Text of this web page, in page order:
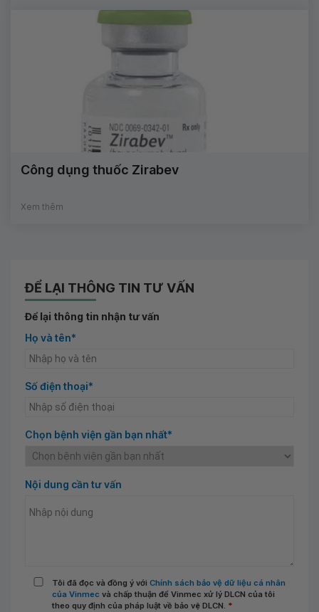
Công dụng thuốc Zirabev
Xem thêm
ĐỂ LẠI THÔNG TIN TƯ VẤN
Để lại thông tin nhận tư vấn
Họ và tên*
Số điện thoại*
Chọn bệnh viện gần bạn nhất*
Nội dung cần tư vấn
Tôi đã đọc và đồng ý với Chính sách bảo vệ dữ liệu cá nhân
của Vinmec và chấp thuận để Vinmec xử lý DLCN của tôi
theo quy định của pháp luật về bảo vệ DLCN. *